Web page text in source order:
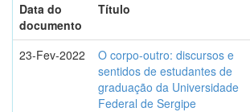
Data do
documento
Título
23-Fev-2022
O corpo-outro: discursos e
sentidos de estudantes de
graduação da Universidade
Federal de Sergipe